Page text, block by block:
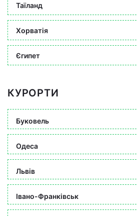
Таїланд
Хорватія
Єгипет
КУРОРТИ
Буковель
Одеса
Львів
Івано-Франківськ